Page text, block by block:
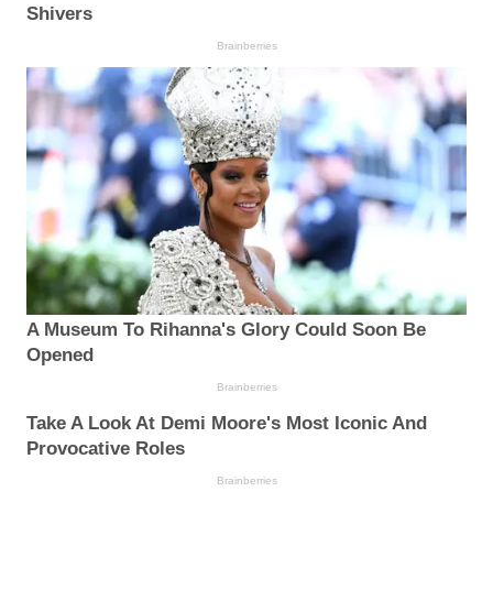
Shivers
Brainberries
A Museum To Rihanna's Glory Could Soon Be
Opened
Brainberries
Take A Look At Demi Moore's Most Iconic And
Provocative Roles
Brainberries